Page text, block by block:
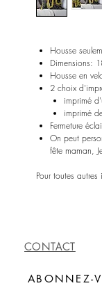
Housse
Dimensions:
Housse en
2 choix
imprimé
imprimé
Fermeture
On peut
fête maman,
Pour toutes
CONTACT
ABONNEZ-